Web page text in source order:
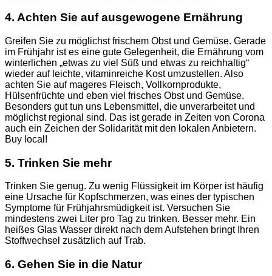
4. Achten Sie auf ausgewogene Ernährung
Greifen Sie zu möglichst frischem Obst und Gemüse. Gerade
im Frühjahr ist es eine gute Gelegenheit, die Ernährung vom
winterlichen „etwas zu viel Süß und etwas zu reichhaltig“
wieder auf leichte, vitaminreiche Kost umzustellen. Also
achten Sie auf mageres Fleisch, Vollkornprodukte,
Hülsenfrüchte und eben viel frisches Obst und Gemüse.
Besonders gut tun uns Lebensmittel, die unverarbeitet und
möglichst regional sind. Das ist gerade in Zeiten von Corona
auch ein Zeichen der Solidarität mit den lokalen Anbietern.
Buy local!
5. Trinken Sie mehr
Trinken Sie genug. Zu wenig Flüssigkeit im Körper ist häufig
eine Ursache für Kopfschmerzen, was eines der typischen
Symptome für Frühjahrsmüdigkeit ist. Versuchen Sie
mindestens zwei Liter pro Tag zu trinken. Besser mehr. Ein
heißes Glas Wasser direkt nach dem Aufstehen bringt Ihren
Stoffwechsel zusätzlich auf Trab.
6. Gehen Sie in die Natur